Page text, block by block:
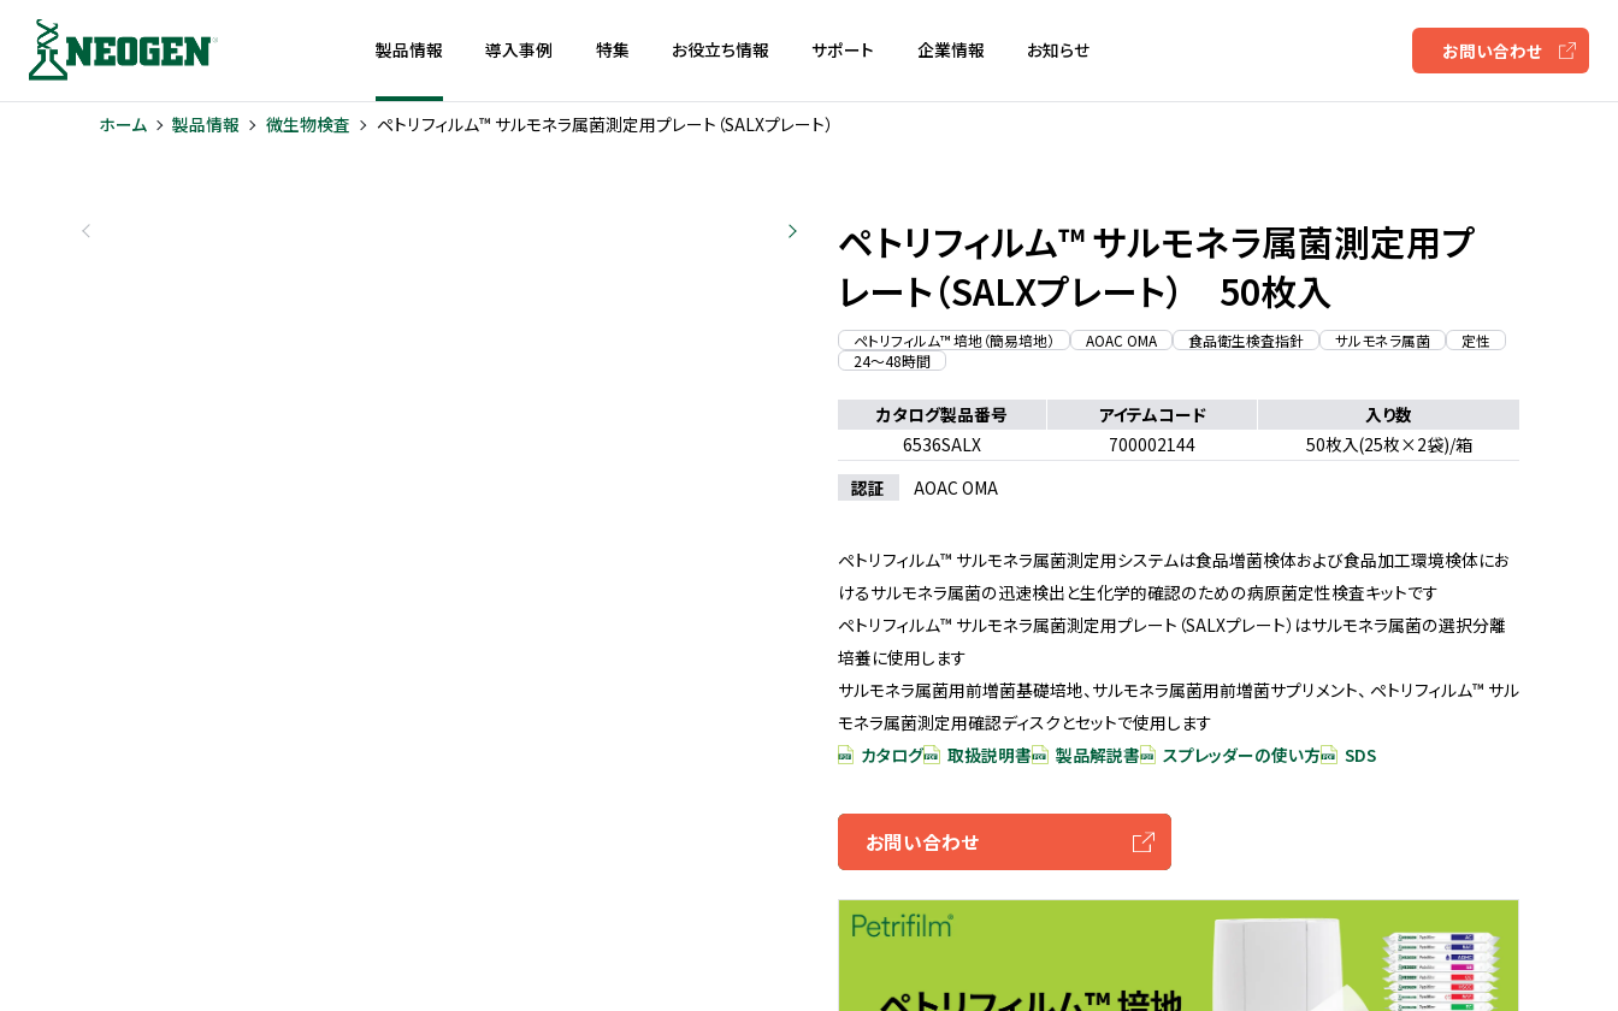
製品情報 導入事例 特集 お役立ち情報 サポート 企業情報 お知らせ お問い合わせ
ホーム 製品情報 微生物検査 ペトリフィルム™ サルモネラ属菌測定用プレート（SALXプレート）
ペトリフィルム™ サルモネラ属菌測定用プ
レート（SALXプレート） 50枚入
ペトリフィルム™ 培地（簡易培地） AOAC OMA 食品衛生検査指針 サルモネラ属菌
定性
24〜48時間
カタログ製品番号
6536SALX
アイテムコード
700002144
入り数
50枚入(25枚×2袋)/箱
認証
AOAC OMA
ペトリフィルム™ サルモネラ属菌測定用システムは食品増菌検体および食品加工環境検体にお
けるサルモネラ属菌の迅速検出と生化学的確認のための病原菌定性検査キットです
ペトリフィルム™ サルモネラ属菌測定用プレート（SALXプレート）はサルモネラ属菌の選択分離
培養に使用します
サルモネラ属菌用前増菌基礎培地、サルモネラ属菌用前増菌サプリメント、 ペトリフィルム™ サル
モネラ属菌測定用確認ディスクとセットで使用します
カタログ
取扱説明書 製品解説書 スプレッダーの使い方 SDS
お問い合わせ